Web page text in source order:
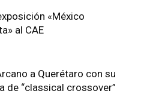
«México
al CAE
a Querétaro con su
de “classical crossover”